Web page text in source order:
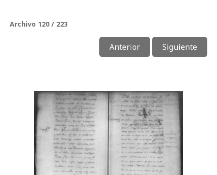
Archivo 120 / 223
Anterior Siguiente